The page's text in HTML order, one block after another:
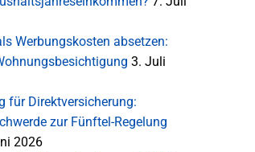
Werbungskosten absetzen:
3. Juli
für Direktversicherung:
zur Fünftel-Regelung
2026